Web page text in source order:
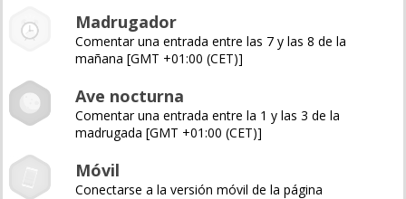
Madrugador
Comentar una entrada entre las 7 y las 8 de la
mañana [GMT +01:00 (CET)]
Ave nocturna
Comentar una entrada entre la 1 y las 3 de la
madrugada [GMT +01:00 (CET)]
Móvil
Conectarse a la versión móvil de la página